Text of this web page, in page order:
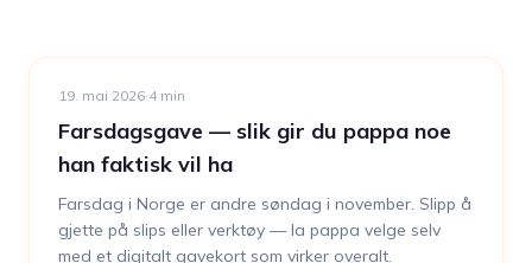
19. mai 2026·4min
Farsdagsgave — slik gir du pappa noe
han faktisk vil ha
Farsdag i Norge er andre søndag i november. Slipp å
gjette på slips eller verktøy — la pappa velge selv
med et digitalt gavekort som virker overalt.